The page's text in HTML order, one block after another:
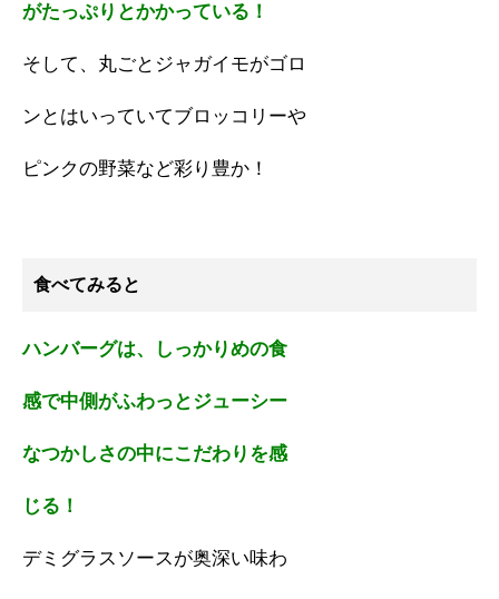
がたっぷりとかかっている！
そして、丸ごとジャガイモがゴロ
ンとはいっていてブロッコリーや
ピンクの野菜など彩り豊か！
食べてみると
ハンバーグは、しっかりめの食
感で中側がふわっとジューシー
なつかしさの中にこだわりを感
じる！
デミグラスソースが奥深い味わ